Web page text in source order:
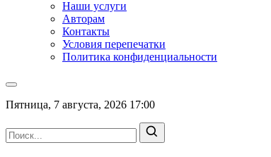
Наши услуги
Авторам
Контакты
Условия перепечатки
Политика конфиденциальности
Пятница, 7 августа, 2026 17:00